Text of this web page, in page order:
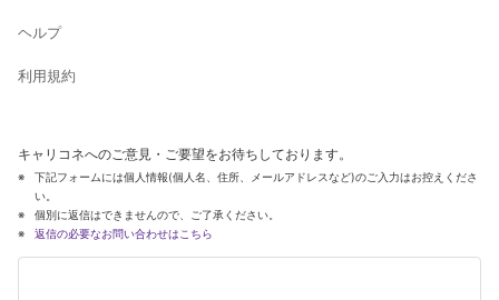
ヘルプ
利用規約
キャリコネへのご意見・ご要望をお待ちしております。
下記フォームには個人情報(個人名、住所、メールアドレスなど)のご入力はお控えくださ
い。
個別に返信はできませんので、ご了承ください。
返信の必要なお問い合わせはこちら